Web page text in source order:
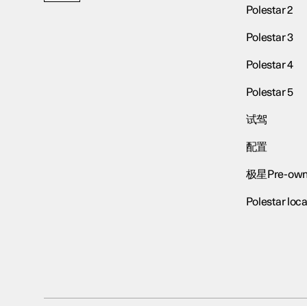
Polestar 2
Polestar 3
Polestar 4
Polestar 5
试驾
配置
极星Pre-
Polestar